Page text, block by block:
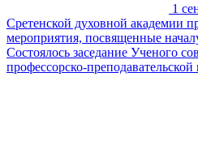
1
Сретенской духовной академии
мероприятия, посвященные
Состоялось заседание Ученого
профессорско-